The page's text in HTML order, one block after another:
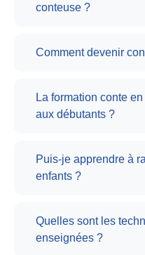
conteuse ?
Comment devenir
La formation conte
aux débutants ?
Puis-je apprendre à
enfants ?
Quelles sont les
enseignées ?